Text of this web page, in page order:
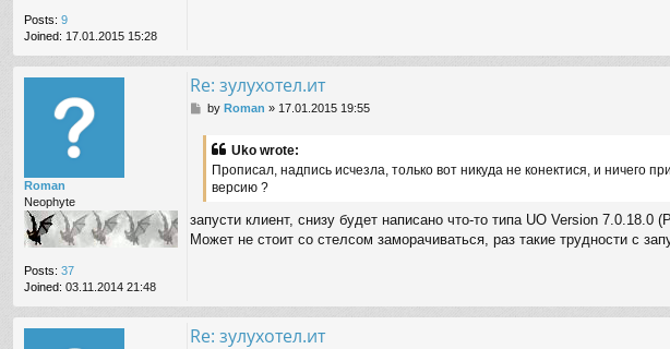
Posts: 9
Joined: 17.01.2015 15:28
Roman
Neophyte
Posts: 37
Joined: 03.11.2014 21:48
Re: зулухотел.ит
Pby Roman » 17.01.2015 19:55
Uko wrote:
Прописал, надпись исчезла, только вот никуда не конектися, и ничего
версию ?
запусти клиент, снизу будет написано что-то типа UO Version
Может не стоит со стелсом заморачиваться, раз такие трудности с
Re: зулухотел.ит